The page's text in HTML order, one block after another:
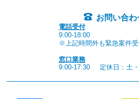
お問い合わ
電話受付
9:00-18:00
※上記時間外も緊急案件受
窓口業務
9:00-17:30
定休日：土